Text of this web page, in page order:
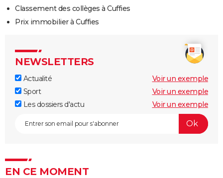
Classement des collèges à Cuffies
Prix immobilier à Cuffies
NEWSLETTERS
Actualité
Voir un exemple
Sport
Voir un exemple
Les dossiers d'actu
Voir un exemple
EN CE MOMENT